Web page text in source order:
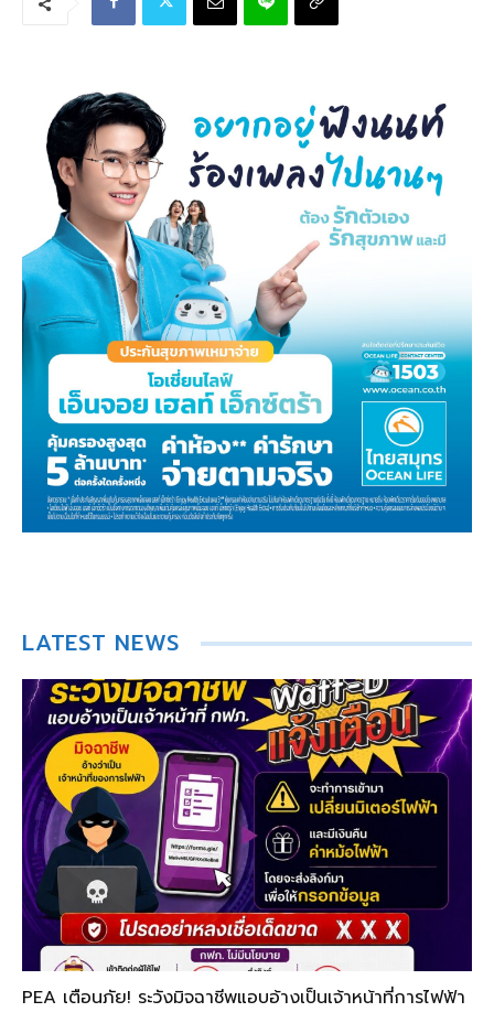
LATEST NEWS
PEA เตือนภัย! ระวังมิจฉาชีพแอบอ้างเป็นเจ้าหน้าที่การไฟฟ้า